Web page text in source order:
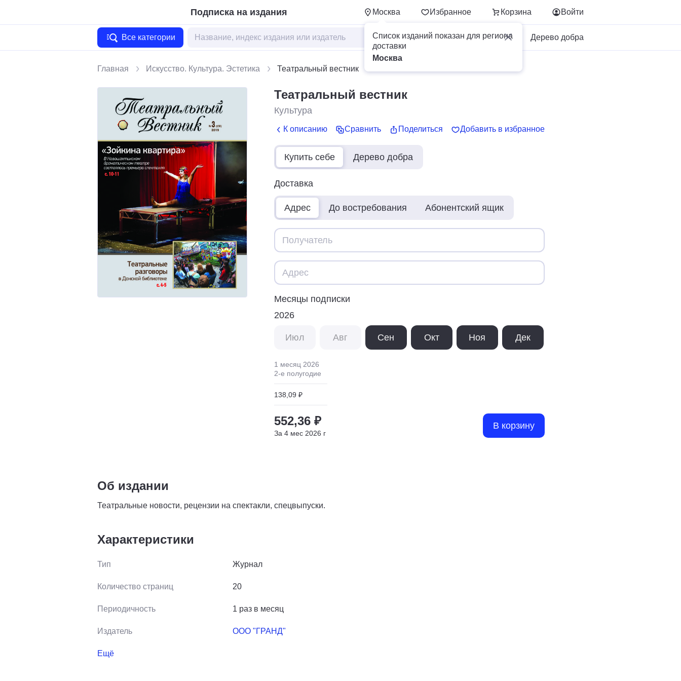
Подписка на издания Москва Избранное Корзина
Список изданий показан для региона
доставки
Москва
Войти
Все категории Для бизнеса Дерево добра
Главная Искусство. Культура. Эстетика Театральный вестник
Театральный вестник
Культура
К описанию Сравнить Поделиться Добавить в избранное
Купить себе Дерево добра
Доставка
Адрес До востребования Абонентский ящик
Месяцы подписки
2026
Июл Авг Сен Окт Ноя Дек
1 месяц 2026
2-е полугодие
138,09 ₽
552,36 ₽
За 4 мес 2026 г
В корзину
Об издании
Театральные новости, рецензии на спектакли, спецвыпуски.
Характеристики
Тип Журнал
Количество страниц 20
Периодичность 1 раз в месяц
Издатель ООО "ГРАНД"
Ещё